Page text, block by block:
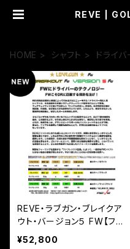
REVE |
HOME シャフト ドライバ
REVE・ラブガン・ブレイクア
ウト・バージョン５ FW【フェ
アウェイ用シャフト】
¥52,800